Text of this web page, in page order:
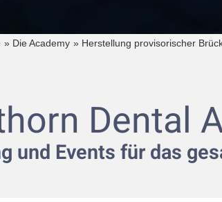
» Die Academy » Herstellung provisorischer
Dental
und Events für das